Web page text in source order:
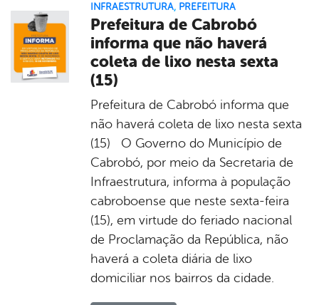
INFRAESTRUTURA, PREFEITURA
Prefeitura de Cabrobó
informa que não haverá
coleta de lixo nesta sexta
(15)
Prefeitura de Cabrobó informa que
não haverá coleta de lixo nesta sexta
(15) O Governo do Município de
Cabrobó, por meio da Secretaria de
Infraestrutura, informa à população
cabroboense que neste sexta-feira
(15), em virtude do feriado nacional
de Proclamação da República, não
haverá a coleta diária de lixo
domiciliar nos bairros da cidade.